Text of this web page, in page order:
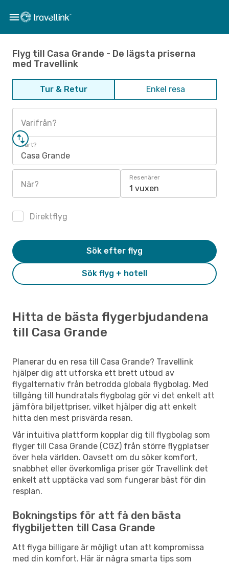
Flyg till Casa Grande - De lägsta priserna
med Travellink
Tur & Retur Enkel resa
Varifrån?
Vart?
Casa Grande
När?
Resenärer
1 vuxen
Direktflyg
Sök flyg + hotell
Sök efter flyg
Hitta de bästa flygerbjudandena
till Casa Grande
Planerar du en resa till Casa Grande? Travellink
hjälper dig att utforska ett brett utbud av
flygalternativ från betrodda globala flygbolag. Med
tillgång till hundratals flygbolag gör vi det enkelt att
jämföra biljettpriser, vilket hjälper dig att enkelt
hitta den mest prisvärda resan.
Vår intuitiva plattform kopplar dig till flygbolag som
flyger till Casa Grande (CGZ) från större flygplatser
över hela världen. Oavsett om du söker komfort,
snabbhet eller överkomliga priser gör Travellink det
enkelt att upptäcka vad som fungerar bäst för din
resplan.
Bokningstips för att få den bästa
flygbiljetten till Casa Grande
Att flyga billigare är möjligt utan att kompromissa
med din komfort. Här är några smarta tips som